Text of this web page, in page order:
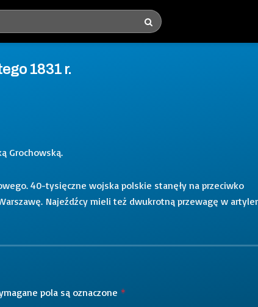
1831 r.
Grochowską.
40-tysięczne wojska polskie stanęły na przeciwko
Najeźdźcy mieli też dwukrotną przewagę w
pola są oznaczone *